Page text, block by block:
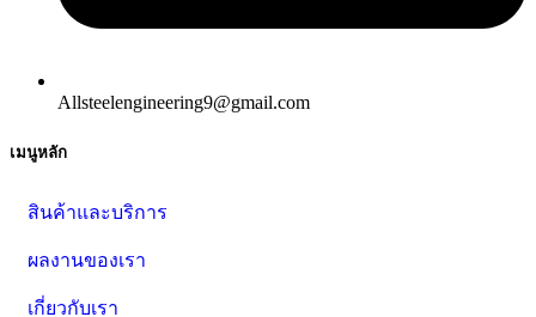
Allsteelengineering9@gmail.com
เมนูหลัก
สินค้าและบริการ
ผลงานของเรา
เกี่ยวกับเรา